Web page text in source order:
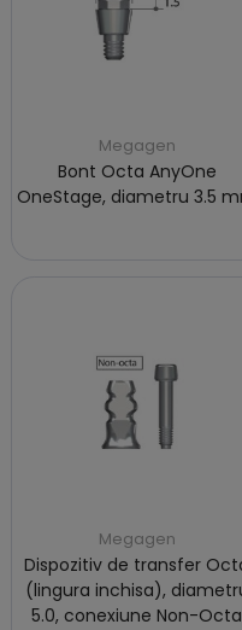
Megagen
Bont Octa AnyOne
OneStage, diametru 3.5
Megagen
Dispozitiv de transfer
(lingura inchisa),
5.0, conexiune Non-Octa